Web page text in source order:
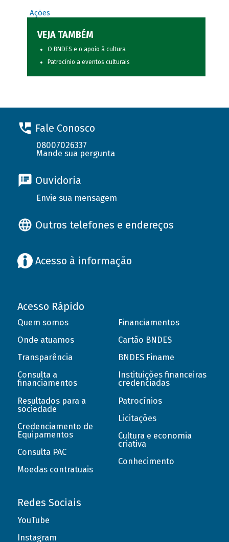
Ações
VEJA TAMBÉM
O BNDES e o apoio à cultura
Patrocínio a eventos culturais
Fale Conosco
08007026337
Mande sua pergunta
Ouvidoria
Envie sua mensagem
Outros telefones e endereços
Acesso à informação
Acesso Rápido
Quem somos
Onde atuamos
Transparência
Consulta a
financiamentos
Resultados para a
sociedade
Credenciamento de
Equipamentos
Consulta PAC
Moedas contratuais
Financiamentos
Cartão BNDES
BNDES Finame
Instituições financeiras
credenciadas
Patrocínios
Licitações
Cultura e economia
criativa
Conhecimento
Redes Sociais
YouTube
Instagram